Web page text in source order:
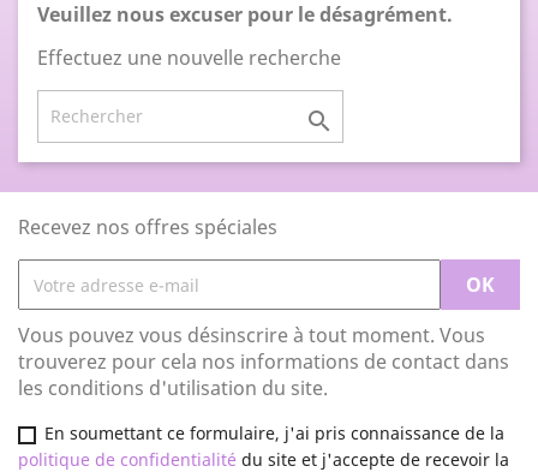
Veuillez nous excuser pour le désagrément.
Effectuez une nouvelle recherche

Recevez nos offres spéciales
Vous pouvez vous désinscrire à tout moment. Vous
trouverez pour cela nos informations de contact dans
les conditions d'utilisation du site.
En soumettant ce formulaire, j'ai pris connaissance de la
politique de confidentialité du site et j'accepte de recevoir la